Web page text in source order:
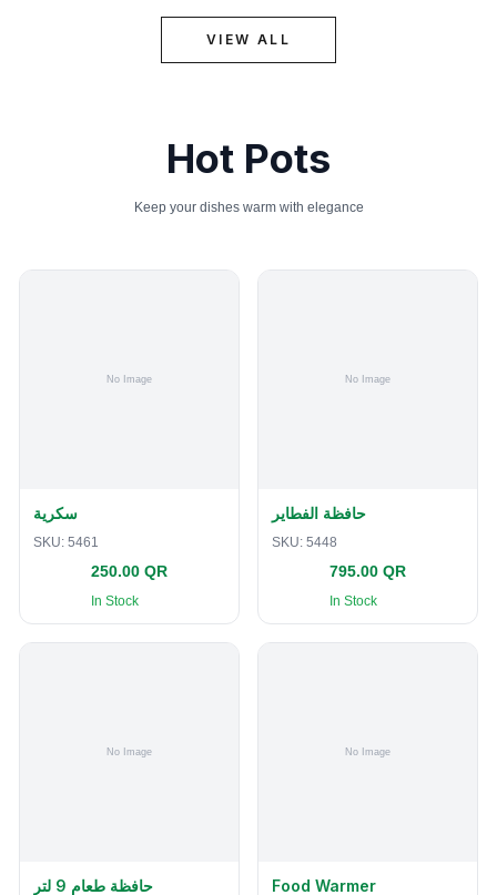
VIEW ALL
Hot Pots
Keep your dishes warm with elegance
سكرية
SKU: 5461
250.00 QR
In Stock
حافظة الفطاير
SKU: 5448
795.00 QR
In Stock
حافظة طعام 9 لتر Food Warmer